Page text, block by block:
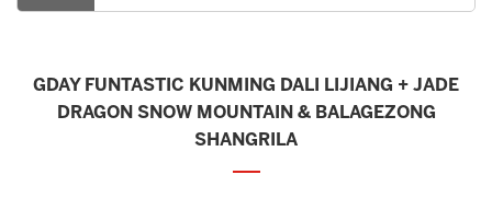
GDAY FUNTASTIC KUNMING DALI LIJIANG + JADE
DRAGON SNOW MOUNTAIN & BALAGEZONG
SHANGRILA